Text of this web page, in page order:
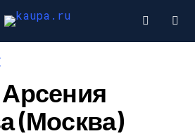
(Москва)